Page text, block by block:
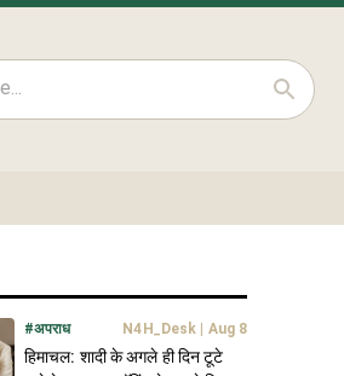
#अपराध N4H_Desk Aug 8
हिमाचल: शादी के अगले ही दिन टूटे